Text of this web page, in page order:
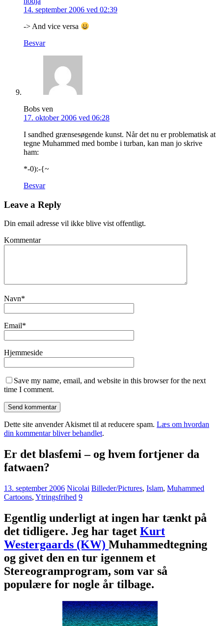
14. september 2006 ved 02:39
-> And vice versa
Besvar
Bobs ven
17. oktober 2006 ved 06:28
I sandhed grænsesøgende kunst. Når det nu er problematisk at
tegne Muhammed med bombe i turban, kan man jo skrive
ham:
*-0):-{~
Besvar
Leave a Reply
Din email adresse vil ikke blive vist offentligt.
Kommentar
Navn*
Email*
Hjemmeside
Save my name, email, and website in this browser for the next
time I comment.
Dette site anvender Akismet til at reducere spam. Læs om hvordan
din kommentar bliver behandlet.
Er det blasfemi – og hvem fortjener da
fatwaen?
13. september 2006 Nicolai Billeder/Pictures, Islam, Muhammed
Cartoons, Ytringsfrihed 9
Egentlig underligt at ingen har tænkt på
det tidligere. Jeg har taget Kurt
Westergaards (KW) Muhammedtegning
og givet den en tur igennem et
Stereogramprogram, som var så
populære for nogle år tilbage.